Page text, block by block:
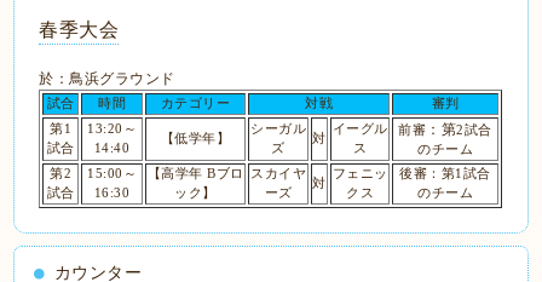
春季大会
於：鳥浜グラウンド
試合 時間 カテゴリー 対戦
審判
第1
試合
13:20～
14:40
【低学年】
シーガル
ズ
対
イーグル
ス
前審 ：第2試合
のチーム
第2
試合
15:00～
16:30
【高学年 Bブロ
ック】
スカイヤ
ーズ
対
フェニッ
クス
後審：第1試合
のチーム
カウンター